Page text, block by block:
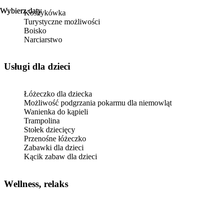
Wybierz daty
Wybierz datyKoszykówka
Turystyczne możliwości
Boisko
Narciarstwo
usługi dla dzieci
Łóżeczko dla dziecka
Możliwość podgrzania pokarmu dla niemowląt
Wanienka do kąpieli
Trampolina
Stołek dziecięcy
Przenośne łóżeczko
Zabawki dla dzieci
Kącik zabaw dla dzieci
Wellness, relaks